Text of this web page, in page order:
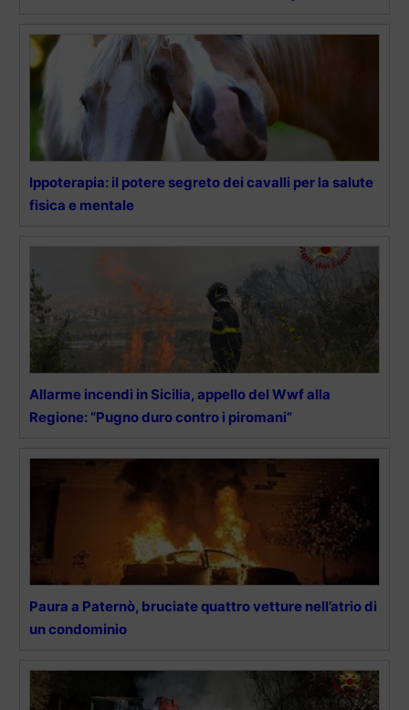
Ippoterapia: il potere segreto dei cavalli per la salute
fisica e mentale
Allarme incendi in Sicilia, appello del Wwf alla
Regione: “Pugno duro contro i piromani”
Paura a Paternò, bruciate quattro vetture nell’atrio di
un condominio